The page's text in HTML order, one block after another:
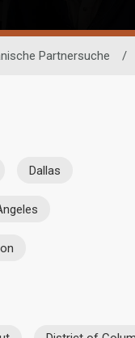
Partnersuche /
Dallas